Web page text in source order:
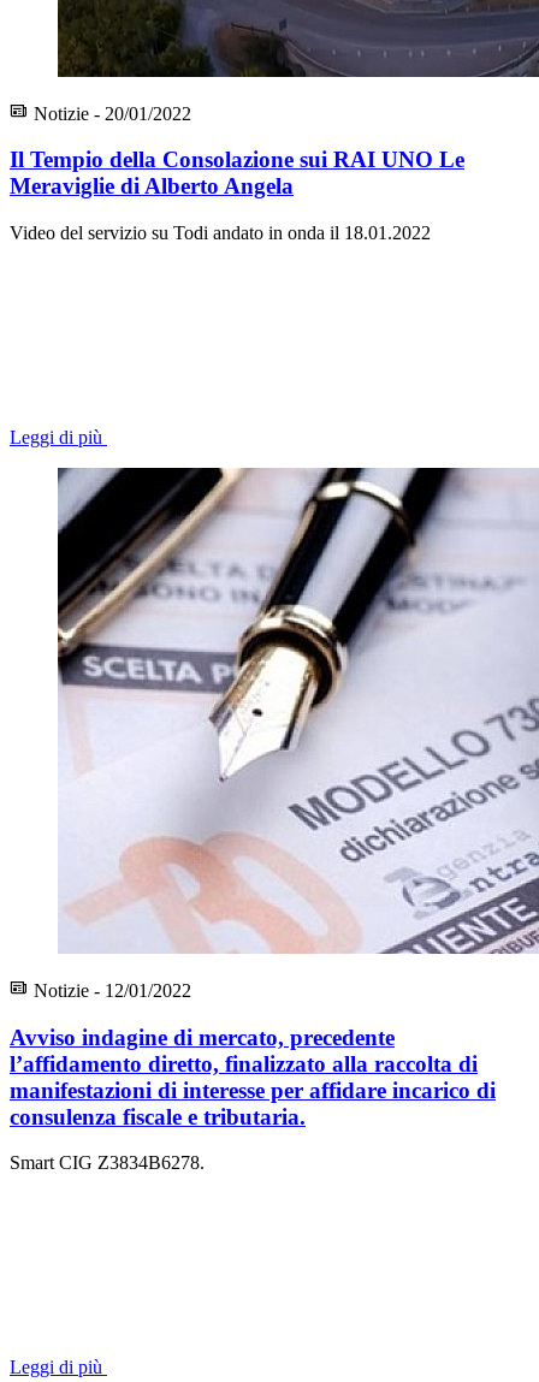
Notizie - 20/01/2022
Il Tempio della Consolazione sui RAI UNO Le
Meraviglie di Alberto Angela
Video del servizio su Todi andato in onda il 18.01.2022
Leggi di più
Notizie - 12/01/2022
Avviso indagine di mercato, precedente
l’affidamento diretto, finalizzato alla raccolta di
manifestazioni di interesse per affidare incarico di
consulenza fiscale e tributaria.
Smart CIG Z3834B6278.
Leggi di più